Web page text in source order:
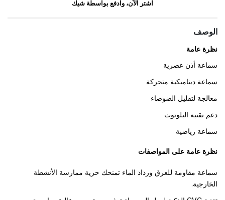
اشتر الآن، وادفع بواسطة شيك
الوصف
نظرة عامة
سماعة أذن عصرية
سماعة ديناميكية متحركة
معالجة لتقليل الضوضاء
دعم تقنية البلوتوث
سماعة رياضية
نظرة عامة على المواصفات
سماعة مقاومة للعرق ورذاذ الماء تمنحك حرية ممارسة الأنشطة
الخارجية.